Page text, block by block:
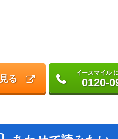
る
イースマイル
0120-